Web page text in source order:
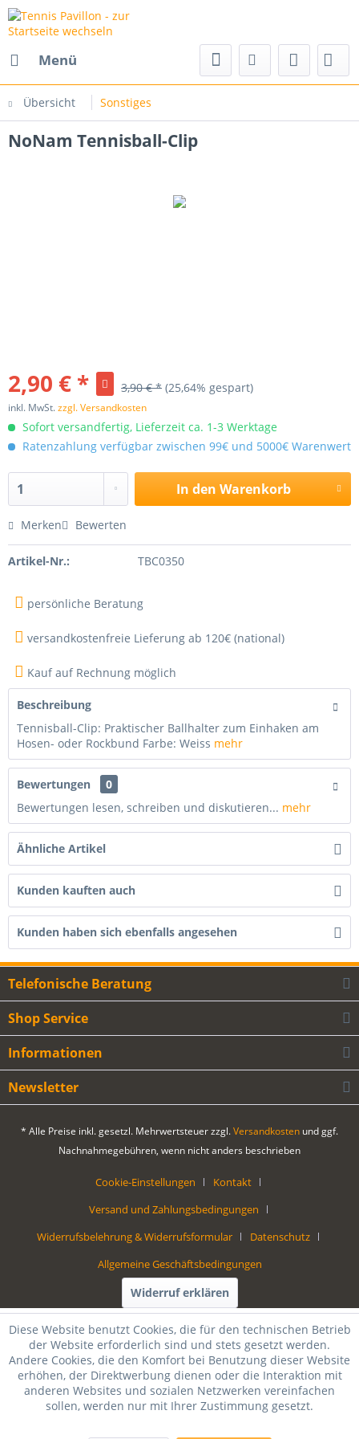
Menü
Übersicht Sonstiges
NoNam Tennisball-Clip
2,90 € * 3,90 € * (25,64% gespart)
inkl. MwSt.zzgl. Versandkosten
Sofort versandfertig, Lieferzeit ca. 1-3 Werktage
Ratenzahlung verfügbar zwischen 99€ und 5000€ Warenwert
In den Warenkorb
Merken Bewerten
Artikel-Nr.: TBC0350
persönliche Beratung
versandkostenfreie Lieferung ab 120€ (national)
Kauf auf Rechnung möglich
Beschreibung
Tennisball-Clip: Praktischer Ballhalter zum Einhaken am
Hosen- oder Rockbund Farbe: Weiss mehr
Bewertungen
0
Bewertungen lesen, schreiben und diskutieren... mehr
Ähnliche Artikel
Kunden kauften auch
Kunden haben sich ebenfalls angesehen
Telefonische Beratung
Shop Service
Informationen
Newsletter
* Alle Preise inkl. gesetzl. Mehrwertsteuer zzgl.Versandkosten und ggf.
Nachnahmegebühren, wenn nicht anders beschrieben
Cookie-Einstellungen
Kontakt
Versand und Zahlungsbedingungen
Widerrufsbelehrung & Widerrufsformular
Datenschutz
Allgemeine Geschäftsbedingungen
Widerruf erklären
Diese Website benutzt Cookies, die für den technischen Betrieb
der Website erforderlich sind und stets gesetzt werden.
Andere Cookies, die den Komfort bei Benutzung dieser Website
erhöhen, der Direktwerbung dienen oder die Interaktion mit
anderen Websites und sozialen Netzwerken vereinfachen
sollen, werden nur mit Ihrer Zustimmung gesetzt.